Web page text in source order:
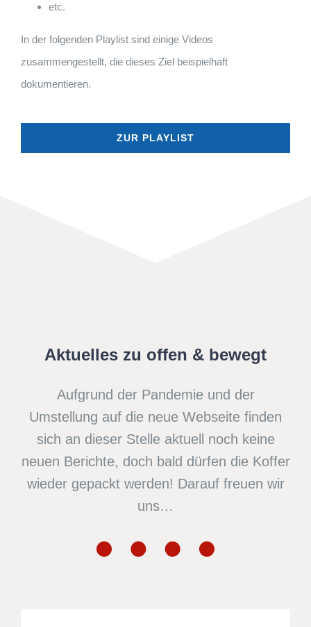
etc.
In der folgenden Playlist sind einige Videos
zusammengestellt, die dieses Ziel beispielhaft
dokumentieren.
ZUR PLAYLIST
Aktuelles zu offen & bewegt
Aufgrund der Pandemie und der
Umstellung auf die neue Webseite finden
sich an dieser Stelle aktuell noch keine
neuen Berichte, doch bald dürfen die Koffer
wieder gepackt werden! Darauf freuen wir
uns…